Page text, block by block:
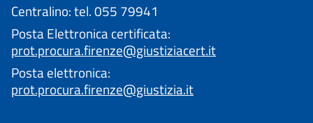
Centralino: tel. 055 79941
Posta Elettronica certificata:
prot.procura.firenze@giustiziacert.it
Posta elettronica:
prot.procura.firenze@giustizia.it